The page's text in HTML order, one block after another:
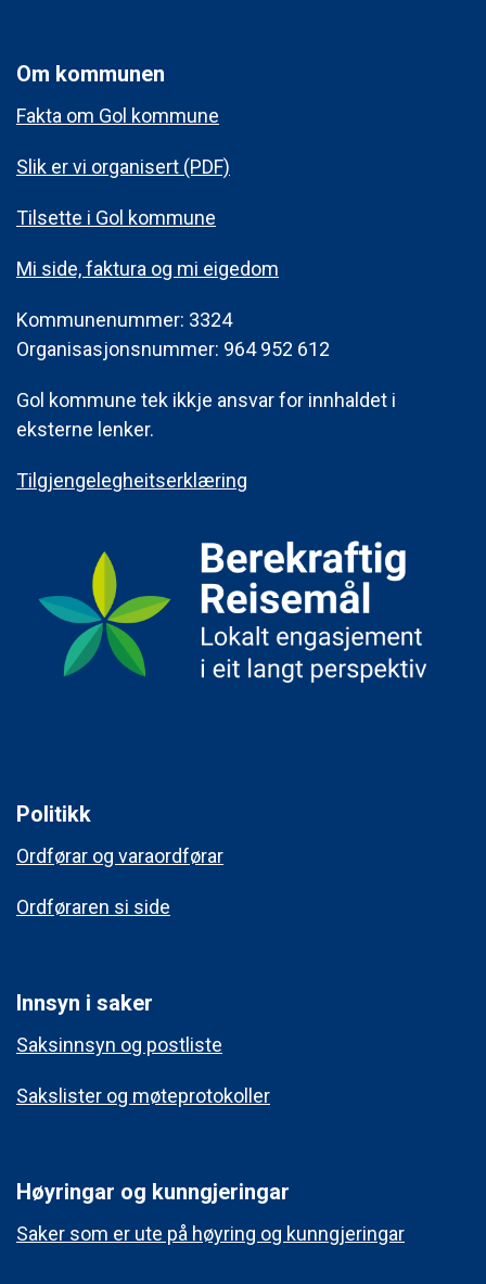
Om kommunen
Fakta om Gol kommune
Slik er vi organisert (PDF)
Tilsette i Gol kommune
Mi side, faktura og mi eigedom
Kommunenummer: 3324
Organisasjonsnummer: 964 952 612
Gol kommune tek ikkje ansvar for innhaldet i
eksterne lenker.
Tilgjengelegheitserklæring
Politikk
Ordførar og varaordførar
Ordføraren si side
Innsyn i saker
Saksinnsyn og postliste
Sakslister og møteprotokoller
Høyringar og kunngjeringar
Saker som er ute på høyring og kunngjeringar